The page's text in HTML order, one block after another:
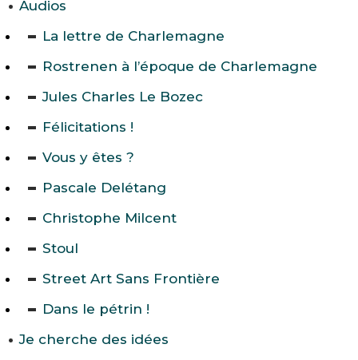
Audios
La lettre de Charlemagne
Rostrenen à l’époque de Charlemagne
Jules Charles Le Bozec
Félicitations !
Vous y êtes ?
Pascale Delétang
Christophe Milcent
Stoul
Street Art Sans Frontière
Dans le pétrin !
Je cherche des idées